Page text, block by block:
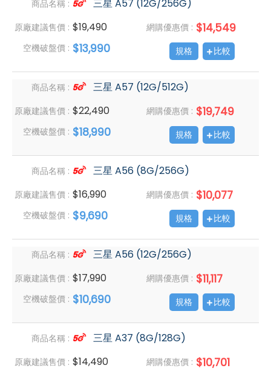
商品名稱 : 三星 A57 (12G/256G)
原廠建議售價 : $19,490 網購優惠價 : $14,549
空機破盤價 : $13,990 規格 比較
商品名稱 : 三星 A57 (12G/512G)
原廠建議售價 : $22,490 網購優惠價 : $19,749
空機破盤價 : $18,990 規格 比較
商品名稱 : 三星 A56 (8G/256G)
原廠建議售價 : $16,990 網購優惠價 : $10,077
空機破盤價 : $9,690 規格 比較
商品名稱 : 三星 A56 (12G/256G)
原廠建議售價 : $17,990 網購優惠價 : $11,117
空機破盤價 : $10,690 規格 比較
商品名稱 : 三星 A37 (8G/128G)
原廠建議售價 : $14,490 網購優惠價 : $10,701